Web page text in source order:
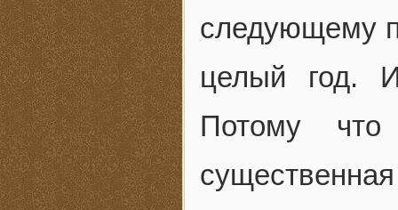
следующему
целый год.
Потому